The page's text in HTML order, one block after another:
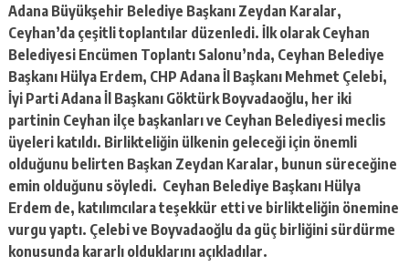
Adana Büyükşehir Belediye Başkanı Zeydan Karalar,
Ceyhan’da çeşitli toplantılar düzenledi. İlk olarak Ceyhan
Belediyesi Encümen Toplantı Salonu’nda, Ceyhan Belediye
Başkanı Hülya Erdem, CHP Adana İl Başkanı Mehmet Çelebi,
İyi Parti Adana İl Başkanı Göktürk Boyvadaoğlu, her iki
partinin Ceyhan ilçe başkanları ve Ceyhan Belediyesi meclis
üyeleri katıldı. Birlikteliğin ülkenin geleceği için önemli
olduğunu belirten Başkan Zeydan Karalar, bunun süreceğine
emin olduğunu söyledi. Ceyhan Belediye Başkanı Hülya
Erdem de, katılımcılara teşekkür etti ve birlikteliğin önemine
vurgu yaptı. Çelebi ve Boyvadaoğlu da güç birliğini sürdürme
konusunda kararlı olduklarını açıkladılar.